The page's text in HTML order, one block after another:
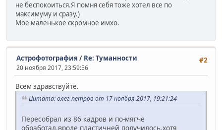
не беспокоиться.Я помня себя тоже хотел все по
максимуму и сразу.)
Моё маленькое скромное имхо.
#2
Астрофотография / Re: Туманности
20 ноября 2017, 23:59:56
Всем здравствуйте.
Цитата: олег петров от 17 ноября 2017, 19:21:24
Пересобрал из 86 кадров и по-мягче
обработал,вроде пластичней получилось,хотя